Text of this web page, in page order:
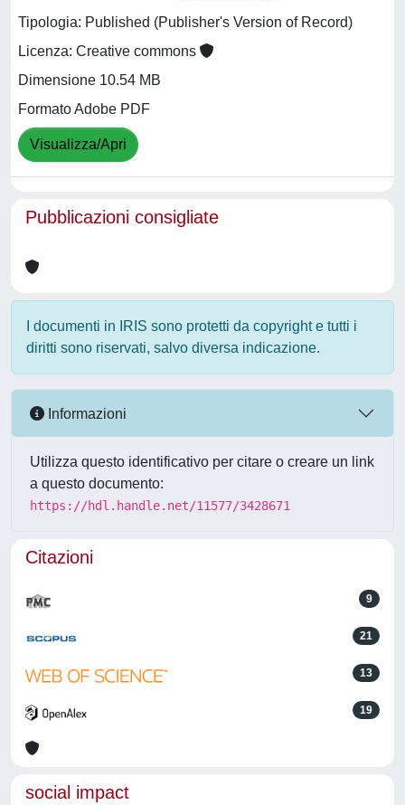
Tipologia: Published (Publisher's Version of Record)
Licenza: Creative commons
Dimensione 10.54 MB
Formato Adobe PDF
Visualizza/Apri
Pubblicazioni consigliate
I documenti in IRIS sono protetti da copyright e tutti i
diritti sono riservati, salvo diversa indicazione.
Informazioni
Utilizza questo identificativo per citare o creare un link
a questo documento:
https://hdl.handle.net/11577/3428671
Citazioni
9
21
13
19
social impact